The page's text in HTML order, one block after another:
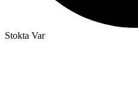
Stokta Var